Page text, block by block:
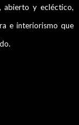
abierto y ecléctico,
e interiorismo que